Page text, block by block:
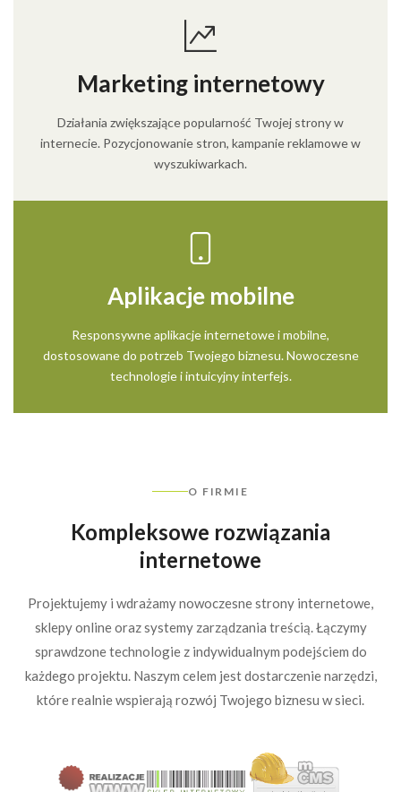
Marketing internetowy
Działania zwiększające popularność Twojej strony w
internecie. Pozycjonowanie stron, kampanie reklamowe w
wyszukiwarkach.
Aplikacje mobilne
Responsywne aplikacje internetowe i mobilne,
dostosowane do potrzeb Twojego biznesu. Nowoczesne
technologie i intuicyjny interfejs.
O FIRMIE
Kompleksowe rozwiązania
internetowe
Projektujemy i wdrażamy nowoczesne strony internetowe,
sklepy online oraz systemy zarządzania treścią. Łączymy
sprawdzone technologie z indywidualnym podejściem do
każdego projektu. Naszym celem jest dostarczenie narzędzi,
które realnie wspierają rozwój Twojego biznesu w sieci.